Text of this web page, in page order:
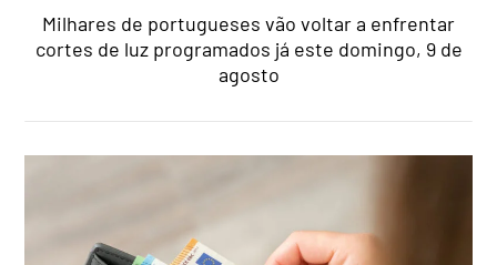
Milhares de portugueses vão voltar a enfrentar
cortes de luz programados já este domingo, 9 de
agosto